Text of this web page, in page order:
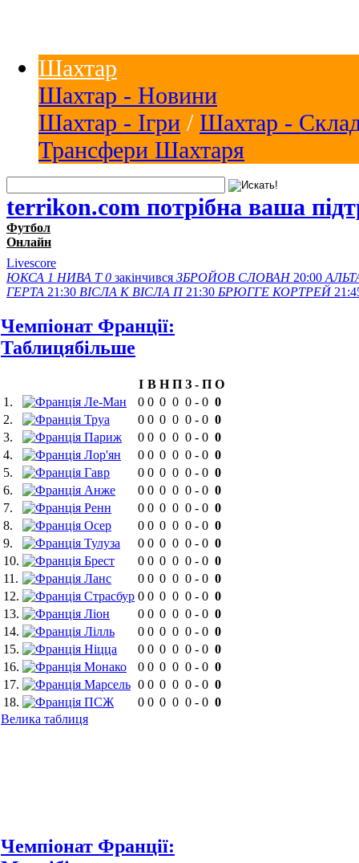
Шахтар
Шахтар - Новини
Шахтар - Ігри / Шахтар -
Трансфери Шахтаря
terrikon.com потрібна ваша
Футбол
Онлайн
Livescore
ЮКСА 1 НИВА Т 0 закінчився ЗБРОЙОВ СЛОВАН 20:00
ГЕРТА 21:30 ВІСЛА K ВІСЛА П 21:30 БРЮГГЕ КОРТРЕЙ
Чемпіонат Франції:
Таблицябільше
І В Н П З - П О
1.
Ле-Ман 0 0 0 0 0 - 0 0
2.
Труа 0 0 0 0 0 - 0 0
3.
Париж 0 0 0 0 0 - 0 0
4.
Лор'ян 0 0 0 0 0 - 0 0
5.
Гавр 0 0 0 0 0 - 0 0
6.
Анже 0 0 0 0 0 - 0 0
7.
Ренн 0 0 0 0 0 - 0 0
8.
Осер 0 0 0 0 0 - 0 0
9.
Тулуза 0 0 0 0 0 - 0 0
10.
Брест 0 0 0 0 0 - 0 0
11.
Ланс 0 0 0 0 0 - 0 0
12.
Страсбур 0 0 0 0 0 - 0 0
13.
Ліон 0 0 0 0 0 - 0 0
14.
Лілль 0 0 0 0 0 - 0 0
15.
Ніцца 0 0 0 0 0 - 0 0
16.
Монако 0 0 0 0 0 - 0 0
17.
Марсель 0 0 0 0 0 - 0 0
18.
ПСЖ 0 0 0 0 0 - 0 0
Велика таблиця
Чемпіонат Франції: